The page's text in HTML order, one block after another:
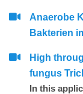
Anaerobe
Bakterien
High
fungus